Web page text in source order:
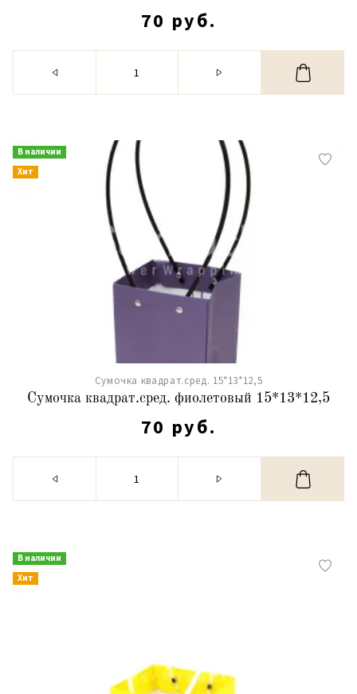
70 руб.
В наличии
Хит
Сумочка квадрат.сред. 15*13*12,5
Сумочка квадрат.сред. фиолетовый 15*13*12,5
70 руб.
В наличии
Хит